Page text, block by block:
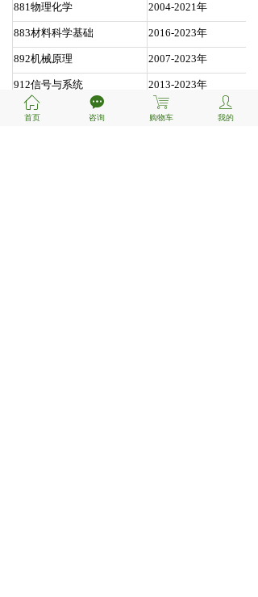
881物理化学 2004-2021年
883材料科学基础 2016-2023年
892机械原理 2007-2023年
912信号与系统 2013-2023年
923材料力学 2009-2023年
ꀇ
首页
끁
咨询
ꁈ
购物车
ꄑ
我的